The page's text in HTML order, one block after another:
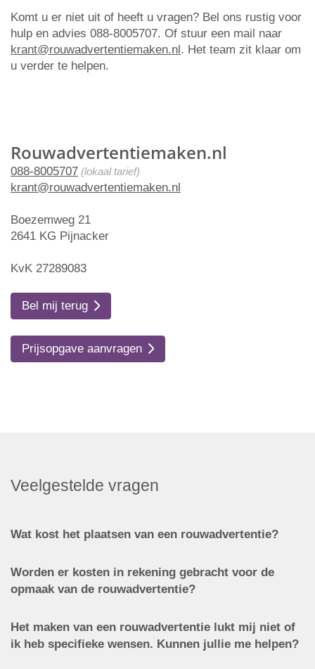
Rouwadvertentiemaken.nl
088-8005707 (lokaal tarief)
krant@rouwadvertentiemaken.nl
Boezemweg 21
2641 KG Pijnacker
KvK 27289083
Bel mij terug
Prijsopgave aanvragen
Komt u er niet uit of heeft u vragen? Bel ons rustig voor
hulp en advies 088-8005707. Of stuur een mail naar
krant@rouwadvertentiemaken.nl. Het team zit klaar om
u verder te helpen.
Veelgestelde vragen
Wat kost het plaatsen van een rouwadvertentie?
Worden er kosten in rekening gebracht voor de
opmaak van de rouwadvertentie?
Het maken van een rouwadvertentie lukt mij niet of
ik heb specifieke wensen. Kunnen jullie me helpen?